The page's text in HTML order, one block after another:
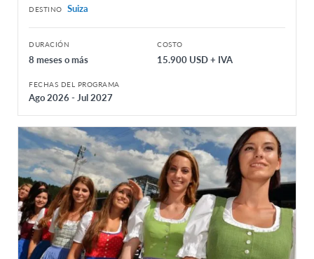
DESTINO Suiza
DURACIÓN
8 meses o más
COSTO
15.900 USD + IVA
FECHAS DEL PROGRAMA
Ago 2026 - Jul 2027